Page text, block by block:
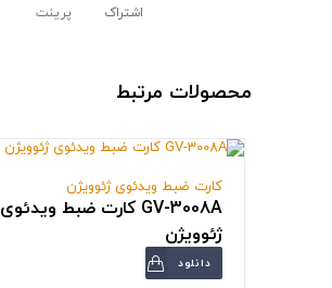
اشتراک پرینت
محصولات مرتبط
کارت ضبط ویدئوی ژئوویژن
GV-3008A کارت ضبط ویدئوی
ژئوویژن
دانلود